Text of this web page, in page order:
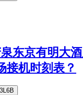
东京有明大
接机时刻表？